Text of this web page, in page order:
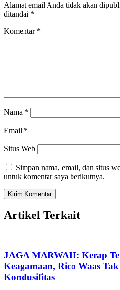
Alamat email Anda tidak akan
ditandai *
Komentar *
Nama *
Email *
Situs Web
Simpan nama, email, dan situs
untuk komentar saya berikutnya.
Artikel Terkait
JAGA MARWAH: Kerap
Keagamaan, Rico Waas
Kondusifitas